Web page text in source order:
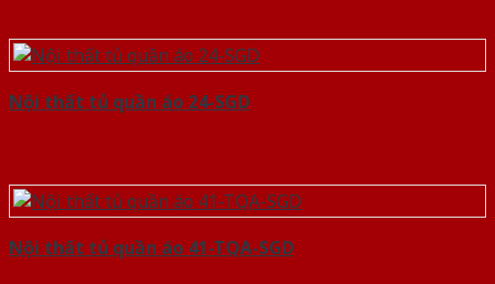
Nội thất tủ quần áo 24-SGD
Nội thất tủ quần áo 41-TQA-SGD